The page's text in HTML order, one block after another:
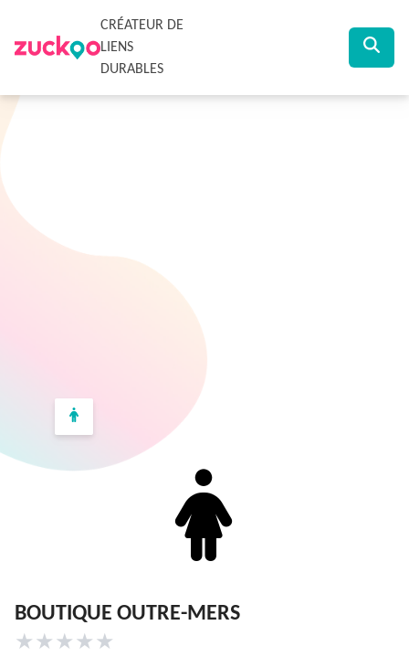
CRÉATEUR DE
LIENS
DURABLES
BOUTIQUE OUTRE-MERS
★ ★ ★ ★ ★